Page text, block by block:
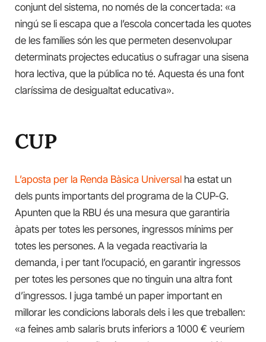
conjunt del sistema, no només de la concertada: «a
ningú se li escapa que a l’escola concertada les quotes
de les famílies són les que permeten desenvolupar
determinats projectes educatius o sufragar una sisena
hora lectiva, que la pública no té. Aquesta és una font
claríssima de desigualtat educativa».
CUP
L’aposta per la Renda Bàsica Universal ha estat un
dels punts importants del programa de la CUP-G.
Apunten que la RBU és una mesura que garantiria
àpats per totes les persones, ingressos mínims per
totes les persones. A la vegada reactivaria la
demanda, i per tant l’ocupació, en garantir ingressos
per totes les persones que no tinguin una altra font
d’ingressos. I juga també un paper important en
millorar les condicions laborals dels i les que treballen:
«a feines amb salaris bruts inferiors a 1000 € veuríem